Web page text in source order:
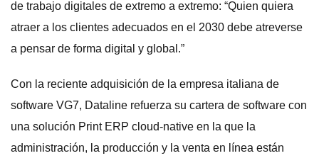
de trabajo digitales de extremo a extremo: “Quien quiera
atraer a los clientes adecuados en el 2030 debe atreverse
a pensar de forma digital y global.”
Con la reciente adquisición de la empresa italiana de
software VG7, Dataline refuerza su cartera de software con
una solución Print ERP cloud-native en la que la
administración, la producción y la venta en línea están